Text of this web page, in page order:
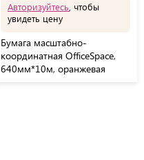
Авторизуйтесь , чтобы
увидеть цену
Бумага масштабно-
координатная OfficeSpace,
640мм*10м, оранжевая